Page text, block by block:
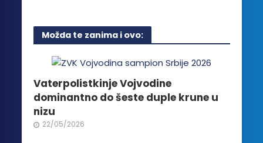
više
varijanti.
mogu
biti
izabrane
stranici
Možda te zanima i ovo:
Vaterpolistkinje Vojvodine
dominantno do šeste duple krune u
nizu
22/05/2026